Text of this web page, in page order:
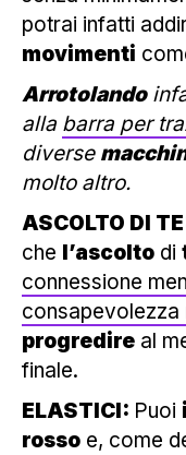
potrai infatti
movimenti
Arrotolando
alla barra per
diverse
molto altro.
ASCOLTO DI
che l’ascolto di
connessione
consapevolezza
progredire al
finale.
ELASTICI: Puoi
rosso e, come